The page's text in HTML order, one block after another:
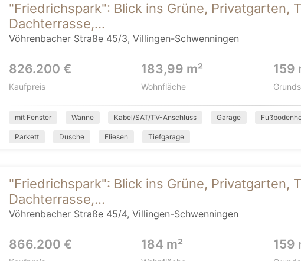
"Friedrichspark": Blick ins Grüne, Privatgarten,
Dachterrasse,...
Vöhrenbacher Straße 45/3, Villingen-Schwenningen
826.200 €
Kaufpreis
183,99 m²
Wohnfläche
159
mit Fenster
Wanne Kabel/SAT/TV-Anschluss Garage
Parkett Dusche Fliesen Tiefgarage
"Friedrichspark": Blick ins Grüne, Privatgarten,
Dachterrasse,...
Vöhrenbacher Straße 45/4, Villingen-Schwenningen
866.200 € 184 m² 159